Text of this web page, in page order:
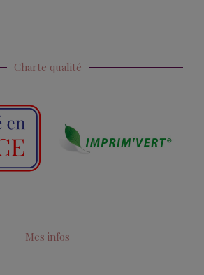
Charte qualité
Mes infos